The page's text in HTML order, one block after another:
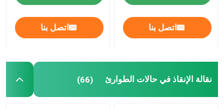
كرسي نقالة درج
نقالة الإنقاذ في حالات الطوارئ
اتصل بنا اتصل بنا
نقالة الإنقاذ في حالات الطوارئ (66)